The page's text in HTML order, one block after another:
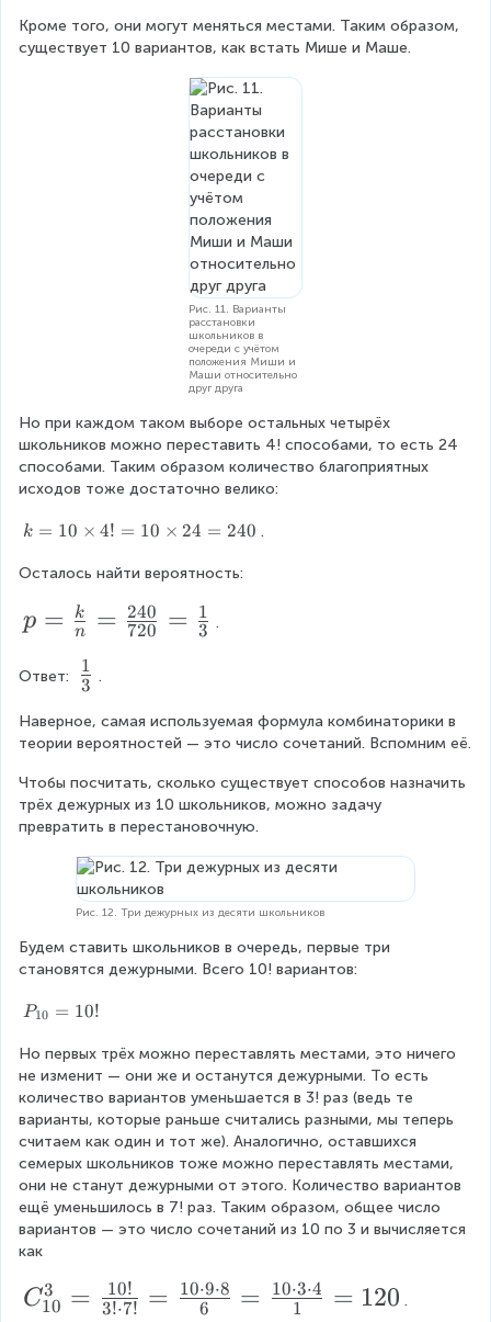
Кроме того, они могут меняться местами. Таким образом,
существует 10 вариантов, как встать Мише и Маше.
Рис. 11. Варианты
расстановки
школьников в
очереди с учётом
положения Миши и
Маши относительно
друг друга
Но при каждом таком выборе остальных четырёх
школьников можно переставить 4! способами, то есть 24
способами. Таким образом количество благоприятных
исходов тоже достаточно велико:
k
1
\
e
4!
=
1
0
\
ti
4
=
4
k = 10 × 4! = 10 × 24 = 240 .
Осталось найти вероятность:
p
\f
r
a
c
{
k
}
\f
r
a
c
{
2
4
0
}
{
p = n
k = 720
240 = 3
1 .
Ответ:
\
r
c
{
1
}
{
3
}
3
1 .
Наверное, самая используемая формула комбинаторики в
теории вероятностей — это число сочетаний. Вспомним её.
Чтобы посчитать, сколько существует способов назначить
трёх дежурных из 10 школьников, можно задачу
превратить в перестановочную.
Рис. 12. Три дежурных из десяти школьников
Будем ставить школьников в очередь, первые три
становятся дежурными. Всего 10! вариантов:
P
{
1
0
}
=
1
0
!
P10 = 10!
Но первых трёх можно переставлять местами, это ничего
не изменит — они же и останутся дежурными. То есть
количество вариантов уменьшается в 3! раз (ведь те
варианты, которые раньше считались разными, мы теперь
считаем как один и тот же). Аналогично, оставшихся
семерых школьников тоже можно переставлять местами,
они не станут дежурными от этого. Количество вариантов
ещё уменьшилось в 7! раз. Таким образом, общее число
вариантов — это число сочетаний из 10 по 3 и вычисляется
как
C
C10
3 = 3!⋅7!
10! = 6
10⋅9⋅8 = 1
10⋅3⋅4 = 120 .